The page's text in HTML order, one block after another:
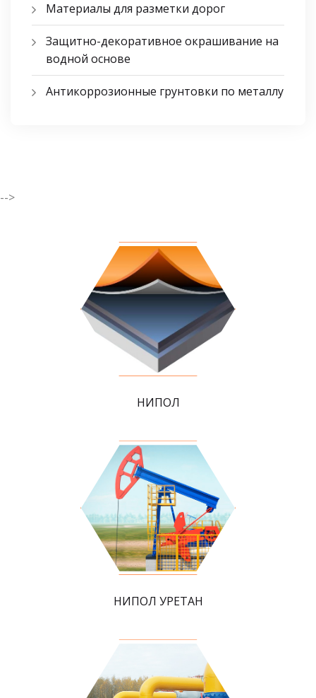
Материалы для разметки дорог
Защитно-декоративное окрашивание на
водной основе
Антикоррозионные грунтовки по металлу
-->
НИПОЛ
НИПОЛ УРЕТАН